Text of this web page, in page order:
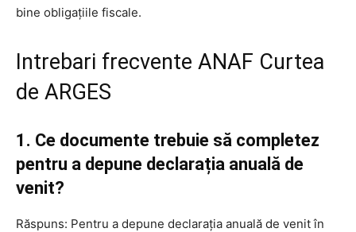
bine obligațiile fiscale.
Intrebari frecvente ANAF Curtea
de ARGES
1. Ce documente trebuie să completez
pentru a depune declarația anuală de
venit?
Răspuns: Pentru a depune declarația anuală de venit în